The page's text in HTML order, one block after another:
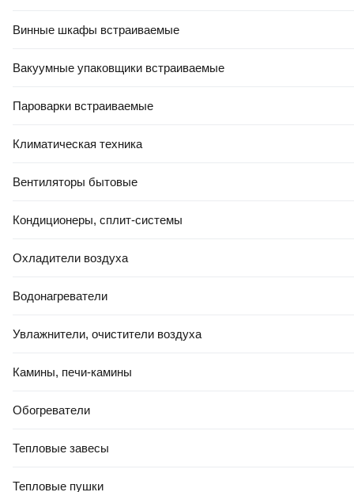
Винные шкафы встраиваемые
Вакуумные упаковщики встраиваемые
Пароварки встраиваемые
Климатическая техника
Вентиляторы бытовые
Кондиционеры, сплит-системы
Охладители воздуха
Водонагреватели
Увлажнители, очистители воздуха
Камины, печи-камины
Обогреватели
Тепловые завесы
Тепловые пушки